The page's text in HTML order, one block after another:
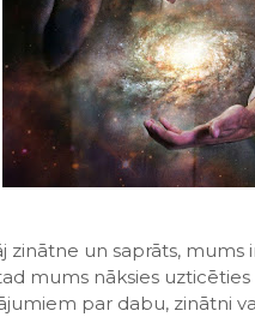
un saprāts, mums
mums nāksies uzticēties
par dabu, zinātni